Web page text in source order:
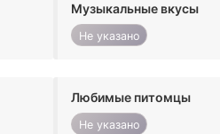
Музыкальные вкусы
Не указано
Любимые питомцы
Не указано